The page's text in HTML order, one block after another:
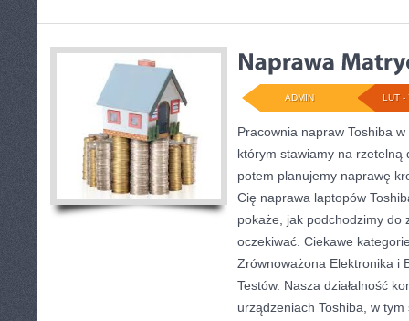
LUT -
ADMIN
Pracownia napraw Toshiba
którym stawiamy na rzetelną
potem planujemy naprawę
Cię naprawa laptopów
pokaże, jak podchodzimy do
oczekiwać. Ciekawe
Zrównoważona Elektronika i
Testów. Nasza działalność
urządzeniach Toshiba, w